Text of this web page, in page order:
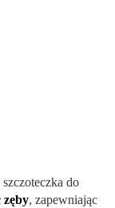
do
zęby, zapewniając